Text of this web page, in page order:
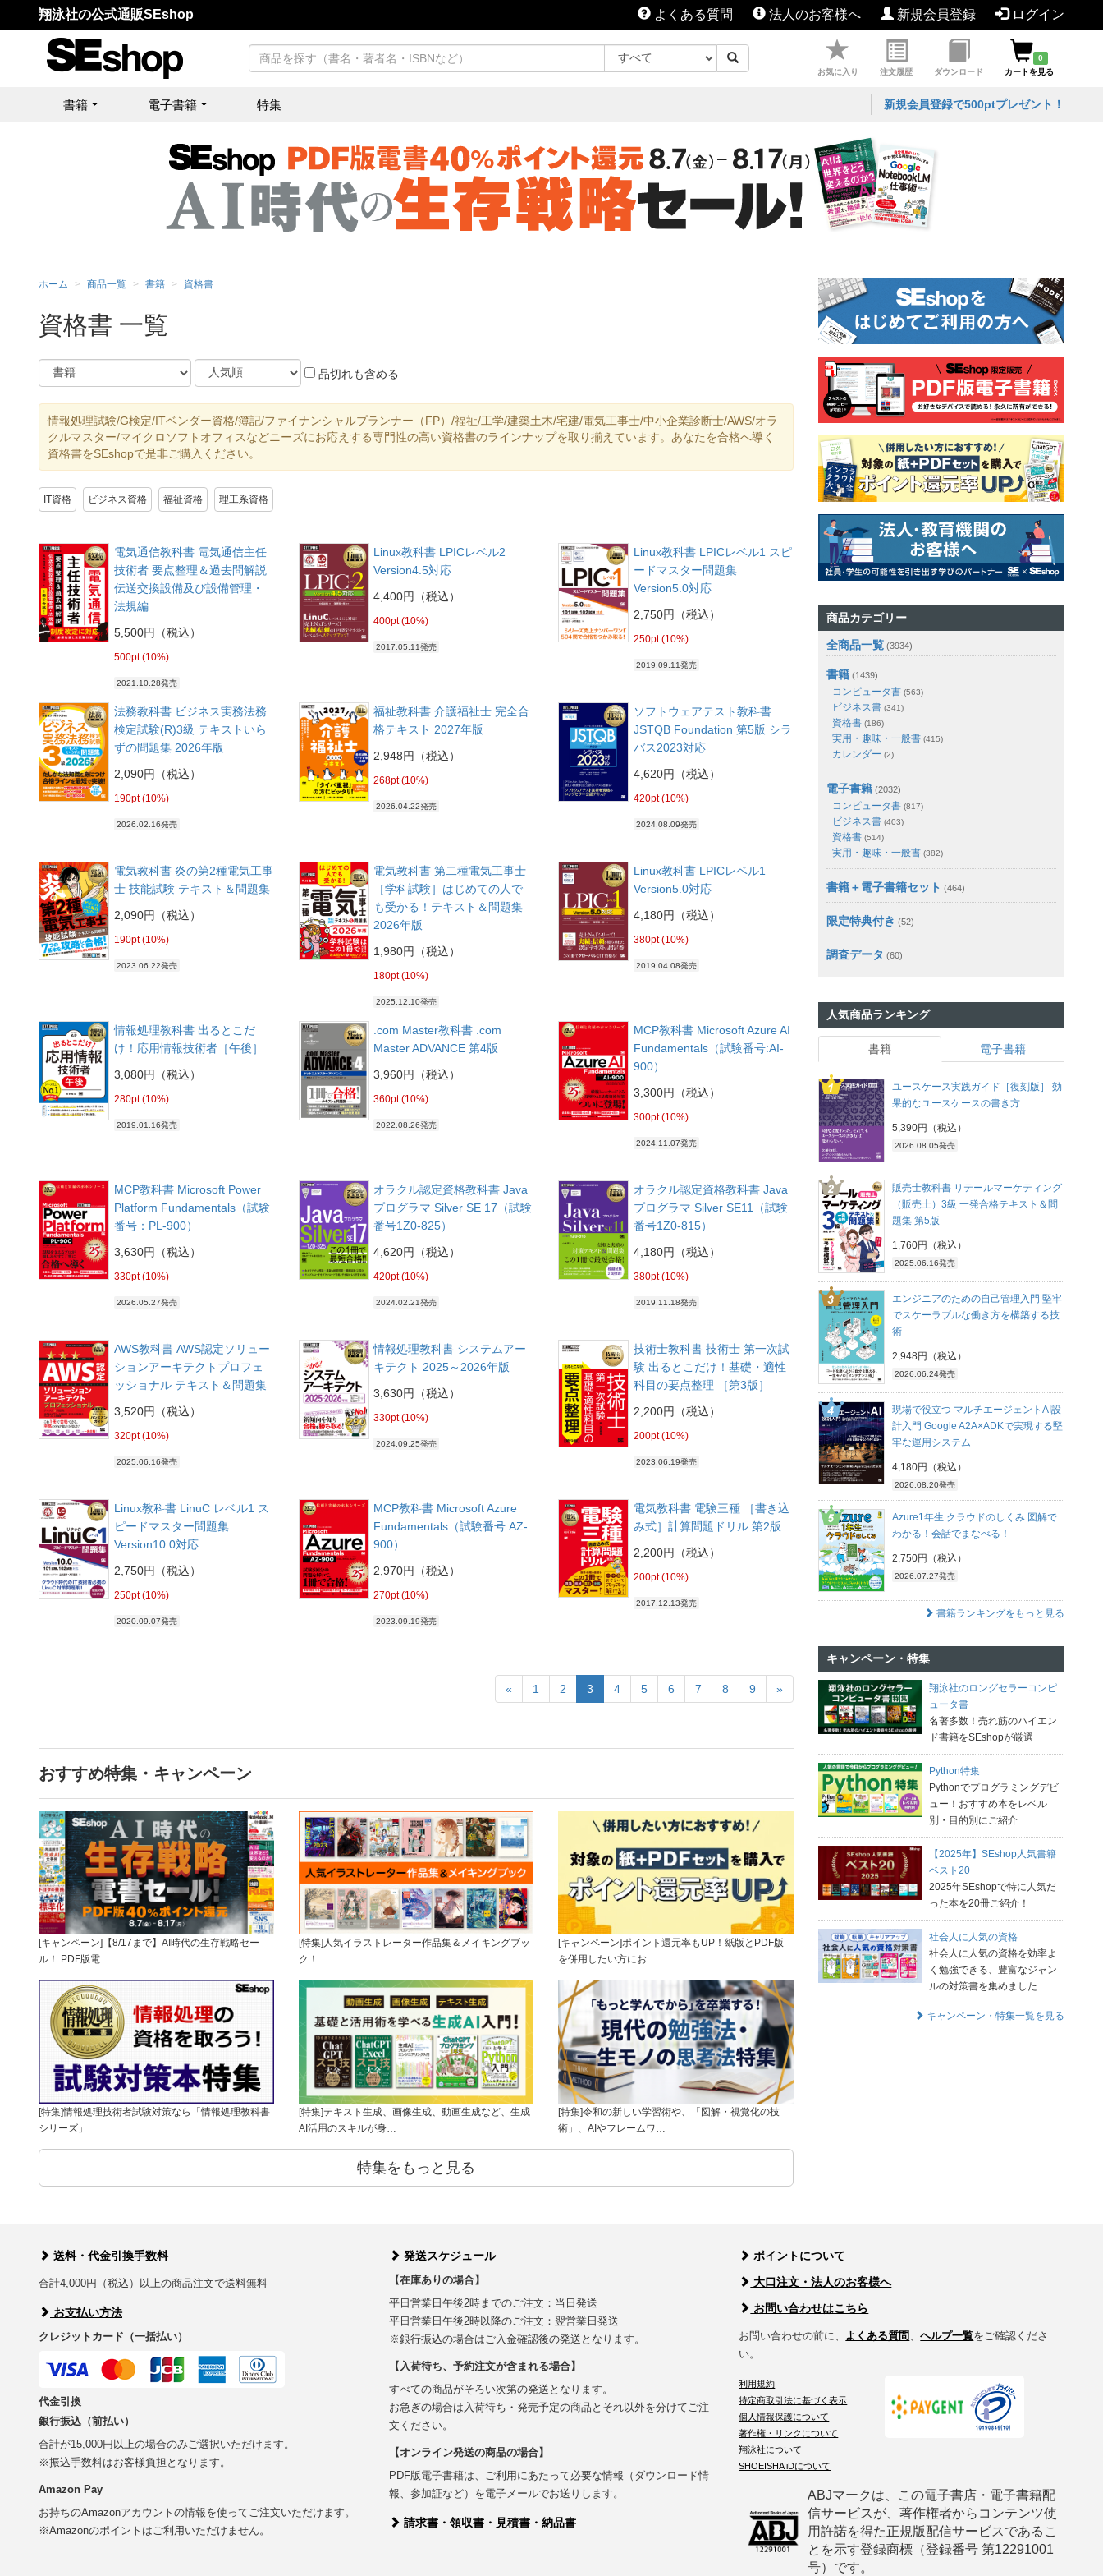
翔泳社の公式通販SEshop よくある質問 法人のお客様へ 新規会員登録 ログイン
お気に入り 注文履歴 ダウンロード
0
カートを見る
書籍 電子書籍 特集 新規会員登録で500ptプレゼント！
ホーム 商品一覧 書籍 資格書
資格書 一覧
品切れも含める
情報処理試験/G検定/ITベンダー資格/簿記/ファイナンシャルプランナー（FP）/福祉/工学/建築土木/宅建/電気工事士/中小企業診断士/AWS/オラ
クルマスター/マイクロソフトオフィスなどニーズにお応えする専門性の高い資格書のラインナップを取り揃えています。あなたを合格へ導く
資格書をSEshopで是非ご購入ください。
IT資格 ビジネス資格 福祉資格 理工系資格
電気通信教科書 電気通信主任
技術者 要点整理＆過去問解説
伝送交換設備及び設備管理・
法規編
5,500円（税込）
500pt (10%)
2021.10.28発売
Linux教科書 LPICレベル2
Version4.5対応
4,400円（税込）
400pt (10%)
2017.05.11発売
Linux教科書 LPICレベル1 スピ
ードマスター問題集
Version5.0対応
2,750円（税込）
250pt (10%)
2019.09.11発売
法務教科書 ビジネス実務法務
検定試験(R)3級 テキストいら
ずの問題集 2026年版
2,090円（税込）
190pt (10%)
2026.02.16発売
福祉教科書 介護福祉士 完全合
格テキスト 2027年版
2,948円（税込）
268pt (10%)
2026.04.22発売
ソフトウェアテスト教科書
JSTQB Foundation 第5版 シラ
バス2023対応
4,620円（税込）
420pt (10%)
2024.08.09発売
電気教科書 炎の第2種電気工事
士 技能試験 テキスト＆問題集
2,090円（税込）
190pt (10%)
2023.06.22発売
電気教科書 第二種電気工事士
［学科試験］はじめての人で
も受かる！テキスト＆問題集
2026年版
1,980円（税込）
180pt (10%)
2025.12.10発売
Linux教科書 LPICレベル1
Version5.0対応
4,180円（税込）
380pt (10%)
2019.04.08発売
情報処理教科書 出るとこだ
け！応用情報技術者［午後］
3,080円（税込）
280pt (10%)
2019.01.16発売
.com Master教科書 .com
Master ADVANCE 第4版
3,960円（税込）
360pt (10%)
2022.08.26発売
MCP教科書 Microsoft Azure AI
Fundamentals（試験番号:AI-
900）
3,300円（税込）
300pt (10%)
2024.11.07発売
MCP教科書 Microsoft Power
Platform Fundamentals（試験
番号：PL-900）
3,630円（税込）
330pt (10%)
2026.05.27発売
オラクル認定資格教科書 Java
プログラマ Silver SE 17（試験
番号1Z0-825）
4,620円（税込）
420pt (10%)
2024.02.21発売
オラクル認定資格教科書 Java
プログラマ Silver SE11（試験
番号1Z0-815）
4,180円（税込）
380pt (10%)
2019.11.18発売
AWS教科書 AWS認定ソリュー
ションアーキテクトプロフェ
ッショナル テキスト＆問題集
3,520円（税込）
320pt (10%)
2025.06.16発売
情報処理教科書 システムアー
キテクト 2025～2026年版
3,630円（税込）
330pt (10%)
2024.09.25発売
技術士教科書 技術士 第一次試
験 出るとこだけ！基礎・適性
科目の要点整理 ［第3版］
2,200円（税込）
200pt (10%)
2023.06.19発売
Linux教科書 LinuC レベル1 ス
ピードマスター問題集
Version10.0対応
2,750円（税込）
250pt (10%)
2020.09.07発売
MCP教科書 Microsoft Azure
Fundamentals（試験番号:AZ-
900）
2,970円（税込）
270pt (10%)
2023.09.19発売
電気教科書 電験三種 ［書き込
み式］計算問題ドリル 第2版
2,200円（税込）
200pt (10%)
2017.12.13発売
« 1 2 3 4 5 6 7 8 9 »
おすすめ特集・キャンペーン
[キャンペーン]【8/17まで】AI時代の生存戦略セー
ル！ PDF版電…
[特集]人気イラストレーター作品集＆メイキングブッ
ク！
[キャンペーン]ポイント還元率もUP！紙版とPDF版
を併用したい方にお…
[特集]情報処理技術者試験対策なら「情報処理教科書
シリーズ」
[特集]テキスト生成、画像生成、動画生成など、生成
AI活用のスキルが身…
[特集]令和の新しい学習術や、「図解・視覚化の技
術」、AIやフレームワ…
特集をもっと見る
商品カテゴリー
全商品一覧 (3934)
書籍 (1439)
コンピュータ書 (563)
ビジネス書 (341)
資格書 (186)
実用・趣味・一般書 (415)
カレンダー (2)
電子書籍 (2032)
コンピュータ書 (817)
ビジネス書 (403)
資格書 (514)
実用・趣味・一般書 (382)
書籍＋電子書籍セット (464)
限定特典付き (52)
調査データ (60)
人気商品ランキング
書籍 電子書籍
ユースケース実践ガイド［復刻版］ 効
果的なユースケースの書き方
5,390円（税込）
2026.08.05発売
販売士教科書 リテールマーケティング
（販売士）3級 一発合格テキスト＆問
題集 第5版
1,760円（税込）
2025.06.16発売
エンジニアのための自己管理入門 堅牢
でスケーラブルな働き方を構築する技
術
2,948円（税込）
2026.06.24発売
現場で役立つ マルチエージェントAI設
計入門 Google A2A×ADKで実現する堅
牢な運用システム
4,180円（税込）
2026.08.20発売
Azure1年生 クラウドのしくみ 図解で
わかる！会話でまなべる！
2,750円（税込）
2026.07.27発売
書籍ランキングをもっと見る
キャンペーン・特集
翔泳社のロングセラーコンピ
ュータ書
名著多数！売れ筋のハイエン
ド書籍をSEshopが厳選
Python特集
Pythonでプログラミングデビ
ュー！おすすめ本をレベル
別・目的別にご紹介
【2025年】SEshop人気書籍
ベスト20
2025年SEshopで特に人気だ
った本を20冊ご紹介！
社会人に人気の資格
社会人に人気の資格を効率よ
く勉強できる、豊富なジャン
ルの対策書を集めました
キャンペーン・特集一覧を見る
送料・代金引換手数料
合計4,000円（税込）以上の商品注文で送料無料
お支払い方法
クレジットカード（一括払い）
代金引換
銀行振込（前払い）
合計が15,000円以上の場合のみご選択いただけます。
※振込手数料はお客様負担となります。
Amazon Pay
お持ちのAmazonアカウントの情報を使ってご注文いただけます。
※Amazonのポイントはご利用いただけません。
発送スケジュール
【在庫ありの場合】
平日営業日午後2時までのご注文：当日発送
平日営業日午後2時以降のご注文：翌営業日発送
※銀行振込の場合はご入金確認後の発送となります。
【入荷待ち、予約注文が含まれる場合】
すべての商品がそろい次第の発送となります。
お急ぎの場合は入荷待ち・発売予定の商品とそれ以外を分けてご注
文ください。
【オンライン発送の商品の場合】
PDF版電子書籍は、ご利用にあたって必要な情報（ダウンロード情
報、参加証など）を電子メールでお送りします。
請求書・領収書・見積書・納品書
ポイントについて
大口注文・法人のお客様へ
お問い合わせはこちら
お問い合わせの前に、 よくある質問 、ヘルプ一覧をご確認くださ
い。
利用規約
特定商取引法に基づく表示
個人情報保護について
著作権・リンクについて
翔泳社について
SHOEISHA iDについて
ABJマークは、この電子書店・電子書籍配
信サービスが、著作権者からコンテンツ使
用許諾を得た正規版配信サービスであるこ
とを示す登録商標（登録番号 第12291001
号）です。